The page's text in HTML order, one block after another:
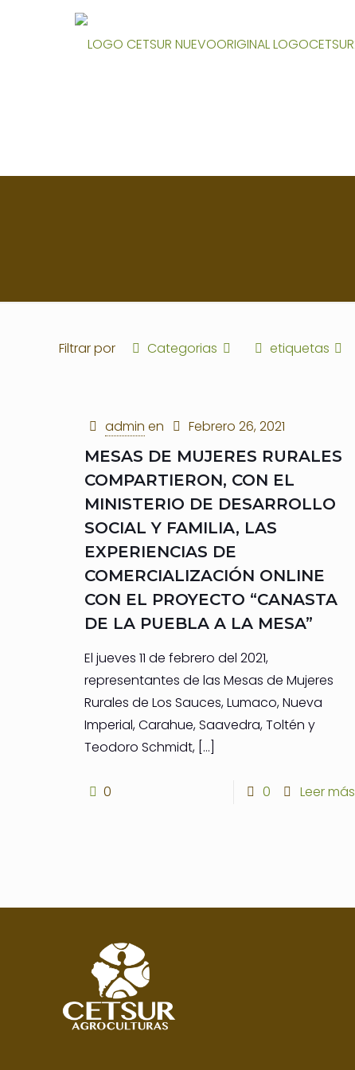
Filtrar por Categorias etiquetas
admin en Febrero 26, 2021
MESAS DE MUJERES RURALES
COMPARTIERON, CON EL
MINISTERIO DE DESARROLLO
SOCIAL Y FAMILIA, LAS
EXPERIENCIAS DE
COMERCIALIZACIÓN ONLINE
CON EL PROYECTO “CANASTA
DE LA PUEBLA A LA MESA”
El jueves 11 de febrero del 2021,
representantes de las Mesas de Mujeres
Rurales de Los Sauces, Lumaco, Nueva
Imperial, Carahue, Saavedra, Toltén y
Teodoro Schmidt,[…]
0 0 Leer más